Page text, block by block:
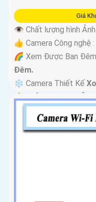
Giá
👁 Chất lượng hình Ảnh
👍 Camera Công nghệ :
🌈 Xem Được Ban
Ðêm.
❄ Camera Thiết Kế
️🔔 Khả Năng :Thu Âm